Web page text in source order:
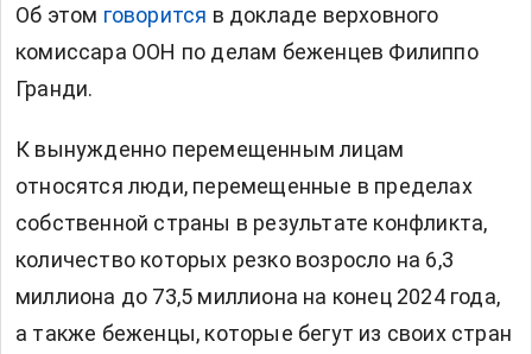
Об этом говорится в докладе верховного
комиссара ООН по делам беженцев Филиппо
Гранди.
К вынужденно перемещенным лицам
относятся люди, перемещенные в пределах
собственной страны в результате конфликта,
количество которых резко возросло на 6,3
миллиона до 73,5 миллиона на конец 2024 года,
а также беженцы, которые бегут из своих стран